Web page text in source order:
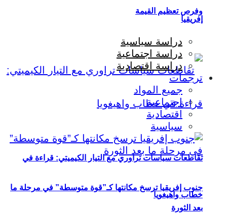
إفريقيا
تقاطعات سياسات تراوري مع التيار الكيميتي: قراءة في
خطاب واهيغويا
وفرص تعظيم القيمة
دراسة سياسية
دراسة اجتماعية
دراسة اقتصادية
ترجمات
جميع المواد
اجتماعية
اقتصادية
سياسية
جنوب إفريقيا ترسخ مكانتها كـ”قوة متوسطة” في مرحلة ما
بعد الثورة